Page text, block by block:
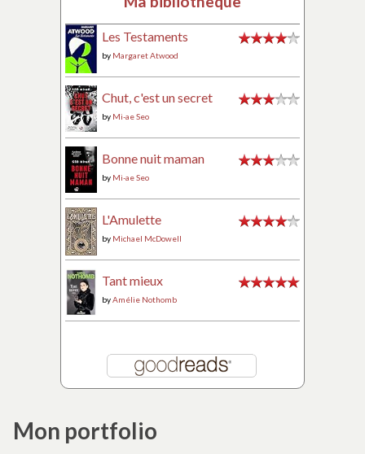
Les Testaments
by Margaret Atwood
Chut, c'est un secret
by Mi-ae Seo
Bonne nuit maman
by Mi-ae Seo
L'Amulette
by Michael McDowell
Tant mieux
byAmélie Nothomb
Mon portfolio